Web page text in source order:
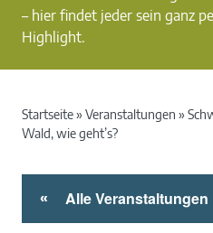
– hier findet jeder sein ganz
Highlight.
Startseite» Veranstaltungen »
Wald, wie geht’s?
« Alle Veranstaltungen